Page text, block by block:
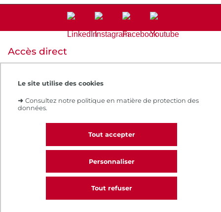
Le site utilise des cookies
➜ Consultez notre politique en matière de protection des
données.
Tout accepter
Tout refuser
Personnaliser
CALL
Accès direct
Notre e-boutique
Le Cnam recrute
Contacts et plans d'accès
Réclamations
Règlement intérieur
Infos légales